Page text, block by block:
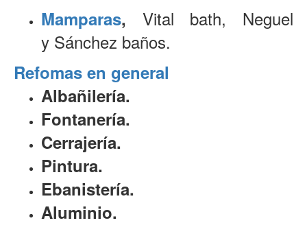
Mamparas, Vital bath, Neguel
y Sánchez baños.
Refomas en general
Albañilería.
Fontanería.
Cerrajería.
Pintura.
Ebanistería.
Aluminio.